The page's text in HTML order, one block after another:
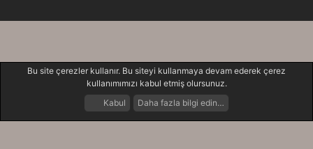
Neler Yeni Giriş Yap
Bu site çerezler kullanır. Bu siteyi kullanmaya devam ederek çerez
kullanımımızı kabul etmiş olursunuz.
Kabul
Daha fazla bilgi edin…